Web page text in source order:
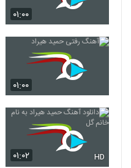
۰۱:۰۰
۰۱:۰۰
۰۱:۰۲ HD